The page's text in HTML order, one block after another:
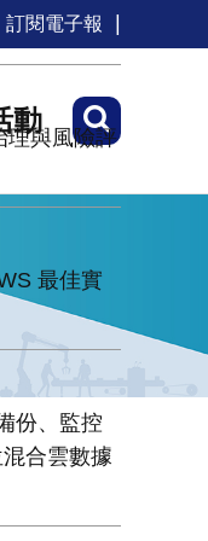
訂閱電子報
動
理與風險評
最佳實
份、監控
合雲數據